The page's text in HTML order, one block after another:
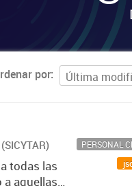
por
todas las
aquellas